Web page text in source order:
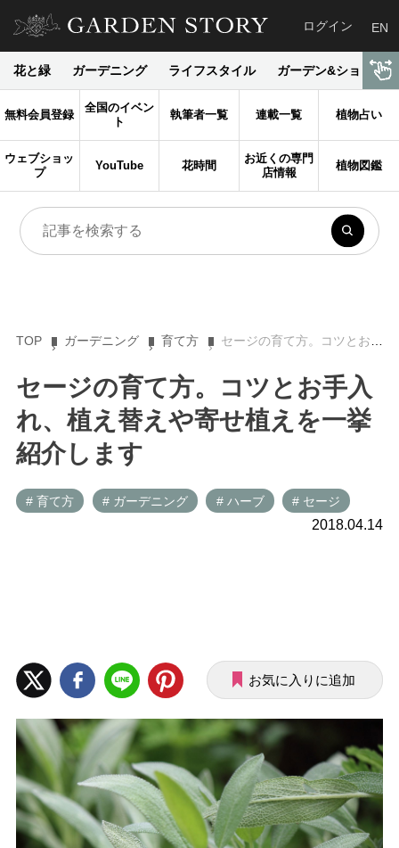
ログイン EN
花と緑 ガーデニング ライフスタイル ガーデン&ショップ
無料会員登録
全国のイベン
ト
執筆者一覧 連載一覧 植物占い
ウェブショッ
プ
YouTube 花時間
お近くの専門
店情報
植物図鑑
TOP ガーデニング 育て方 セージの育て方。コツとお手入れ、植え替えや寄せ植えを一挙紹介します
セージの育て方。コツとお手入
れ、植え替えや寄せ植えを一挙
紹介します
# 育て方 # ガーデニング # ハーブ # セージ
2018.04.14
お気に入りに追加